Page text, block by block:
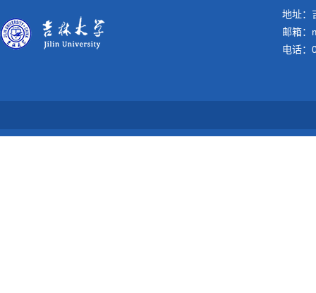
地址：
邮箱：
电话：